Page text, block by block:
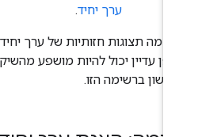
ערך יחיד .
תצוגות חזותיות של ערך יחיד
עדיין יכול להיות מושפע
ברשימה הזו.